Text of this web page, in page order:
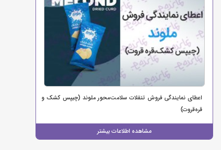
اعطای نمایندگی فروش تنقلات سلامت‌محور ملوند (چیپس کشک و
قره‌قروت)
مشاهده اطلاعات بیشتر